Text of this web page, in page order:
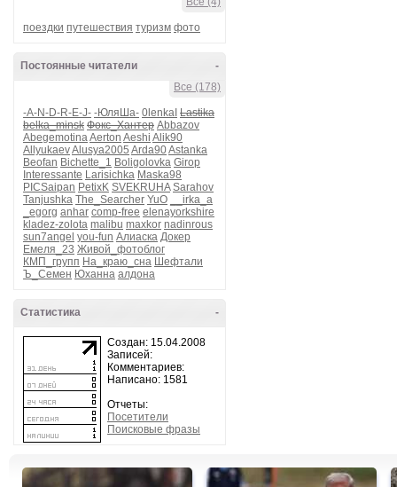
поездки путешествия туризм фото
-
Постоянные читатели
Все (178)
-A-N-D-R-E-J- -ЮляШа- 0lenkaI Lastika
belka_minsk Фокс_Хантер Abbazov
AbegemotinaAerton Aeshi Alik90
AllyukaevAlusya2005 Arda90Astanka
Beofan Bichette_1 Boligolovka Girop
Interessante Larisichka Maska98
PICSaipan PetixK SVEKRUHA Sarahov
Tanjushka The_Searcher YuO
__irka_a
_egorg anhar comp-free elenayorkshire
kladez-zolota malibu maxkor nadinrous
sun7angel you-fun Алиаска Докер
Емеля_23 Живой_фотоблог
КМП_групп На_краю_сна Шефтали
Ъ_Семен Юханна алдона
-
Статистика
Создан: 15.04.2008
Записей:
Комментариев:
Написано: 1581
Отчеты:
Посетители
Поисковые фразы